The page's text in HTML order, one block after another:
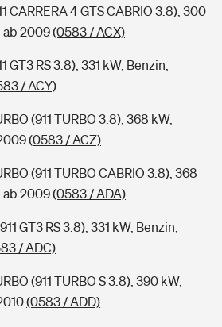
CARRERA 4 GTS CABRIO 3.8), 300
ab 2009(0583 / ACX)
GT3 RS 3.8), 331 kW, Benzin,
/ ACY)
(911 TURBO 3.8), 368 kW,
(0583 / ACZ)
(911 TURBO CABRIO 3.8), 368
ab 2009(0583 / ADA)
GT3 RS 3.8), 331 kW, Benzin,
/ ADC)
(911 TURBO S 3.8), 390 kW,
(0583 / ADD)